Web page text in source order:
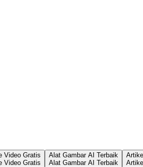
Video Gratis
Video Gratis
Alat Gambar AI Terbaik
Alat Gambar AI Terbaik
Artikel
Artikel